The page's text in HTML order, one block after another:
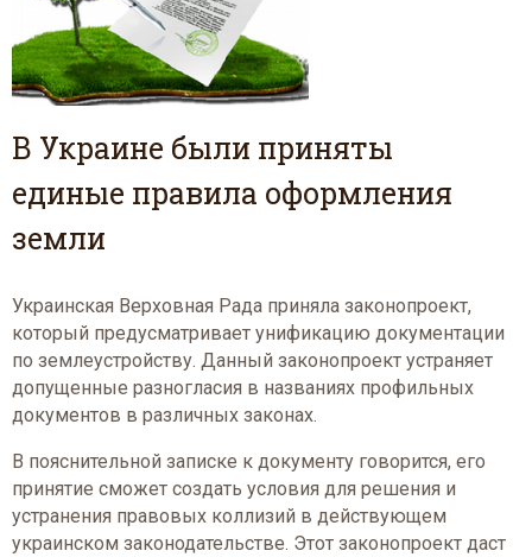
В Украине были приняты
единые правила оформления
земли
Украинская Верховная Рада приняла законопроект,
который предусматривает унификацию документации
по землеустройству. Данный законопроект устраняет
допущенные разногласия в названиях профильных
документов в различных законах.
В пояснительной записке к документу говорится, его
принятие сможет создать условия для решения и
устранения правовых коллизий в действующем
украинском законодательстве. Этот законопроект даст